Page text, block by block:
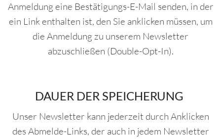
Anmeldung eine Bestätigungs-E-Mail senden, in der
ein Link enthalten ist, den Sie anklicken müssen, um
die Anmeldung zu unserem Newsletter
abzuschließen (Double-Opt-In).
DAUER DER SPEICHERUNG
Unser Newsletter kann jederzeit durch Anklicken
des Abmelde-Links, der auch in jedem Newsletter